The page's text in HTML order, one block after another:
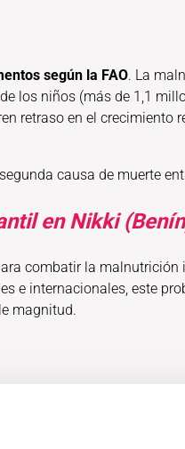
según la FAO. La
los niños (más de 1,1
retraso en el crecimiento
causa de muerte
en Nikki
combatir la
e internacionales, este
magnitud.
de Nikki a través del